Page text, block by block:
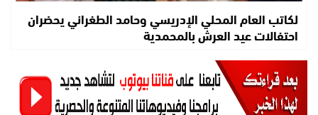
لكاتب العام المحلي الإدريسي وحامد الطغراني يحضران
احتفالات عيد العرش بالمحمدية